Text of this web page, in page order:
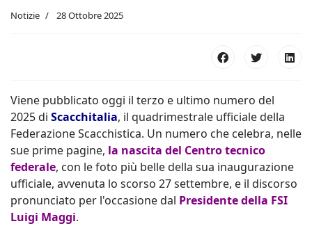
Notizie 28 Ottobre 2025
Viene pubblicato oggi il terzo e ultimo numero del
2025 di Scacchitalia, il quadrimestrale ufficiale della
Federazione Scacchistica. Un numero che celebra, nelle
sue prime pagine, la nascita del Centro tecnico
federale, con le foto più belle della sua inaugurazione
ufficiale, avvenuta lo scorso 27 settembre, e il discorso
pronunciato per l'occasione dal Presidente della FSI
Luigi Maggi.